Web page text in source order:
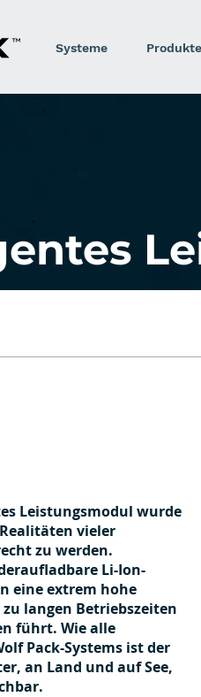
Systeme Produkte
Leistungsmodul wurde
vieler
zu werden.
Li-Ion-
eine extrem hohe
langen Betriebszeiten
führt. Wie alle
Pack-Systems ist der
an Land und auf See,